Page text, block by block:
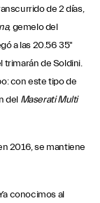
de 2 días,
, gemelo del
a las 20.56 35"
trimarán de Soldini.
con este tipo de
del Maserati Multi
2016, se mantiene
conocimos al